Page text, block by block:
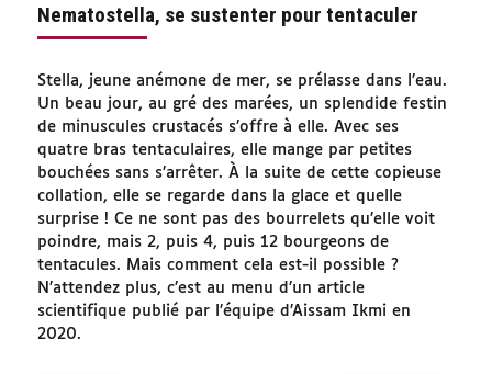
Nematostella, se sustenter pour tentaculer
Stella, jeune anémone de mer, se prélasse dans l’eau.
Un beau jour, au gré des marées, un splendide festin
de minuscules crustacés s’offre à elle. Avec ses
quatre bras tentaculaires, elle mange par petites
bouchées sans s’arrêter. À la suite de cette copieuse
collation, elle se regarde dans la glace et quelle
surprise ! Ce ne sont pas des bourrelets qu’elle voit
poindre, mais 2, puis 4, puis 12 bourgeons de
tentacules. Mais comment cela est-il possible ?
N’attendez plus, c’est au menu d’un article
scientifique publié par l’équipe d’Aissam Ikmi en
2020.